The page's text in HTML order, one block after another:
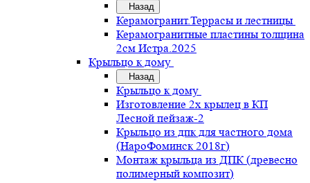
Назад
Керамогранит.Террасы и лестницы
Керамогранитные пластины толщина
2см Истра.2025
Крыльцо к дому
Назад
Крыльцо к дому
Изготовление 2х крылец в КП
Лесной пейзаж-2
Крыльцо из дпк для частного дома
(НароФоминск 2018г)
Монтаж крыльца из ДПК (древесно
полимерный композит)